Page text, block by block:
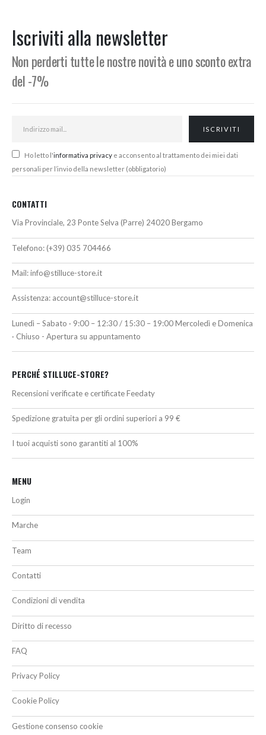
Iscriviti alla newsletter
Non perderti tutte le nostre novità e uno sconto extra
del -7%
Ho letto l'informativa privacy e acconsento al trattamento dei miei dati
personali per l’invio della newsletter (obbligatorio)
CONTATTI
Via Provinciale, 23 Ponte Selva (Parre) 24020 Bergamo
Telefono: (+39) 035 704466
Mail:info@stilluce-store.it
Assistenza: account@stilluce-store.it
Lunedì – Sabato · 9:00 – 12:30 / 15:30 – 19:00 Mercoledì e Domenica
· Chiuso - Apertura su appuntamento
PERCHÉ STILLUCE-STORE?
Recensioni verificate e certificate Feedaty
Spedizione gratuita per gli ordini superiori a 99 €
I tuoi acquisti sono garantiti al 100%
MENU
Login
Marche
Team
Contatti
Condizioni di vendita
Diritto di recesso
FAQ
Privacy Policy
Cookie Policy
Gestione consenso cookie